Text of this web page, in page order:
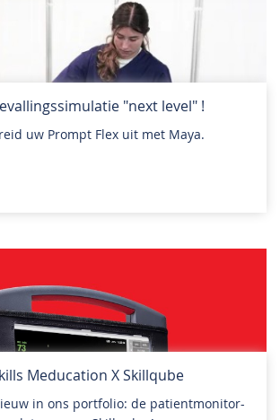
"next level" !
uw Prompt Flex uit met Maya.
Meducation X Skillqube
in ons portfolio: de patientmonitor-